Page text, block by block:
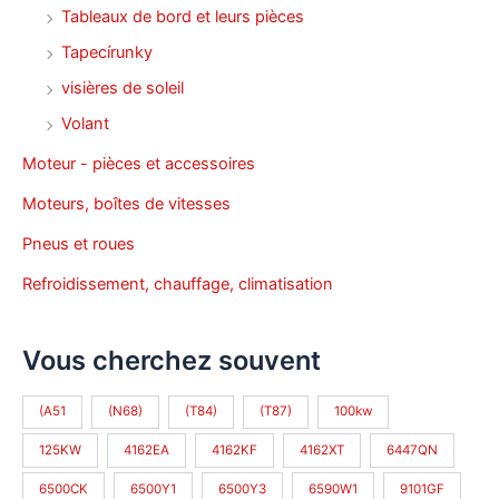
Tableaux de bord et leurs pièces
Tapecírunky
visières de soleil
Volant
Moteur - pièces et accessoires
Moteurs, boîtes de vitesses
Pneus et roues
Refroidissement, chauffage, climatisation
Vous cherchez souvent
(A51 (N68) (T84) (T87) 100kw
125KW 4162EA 4162KF 4162XT 6447QN
6500CK 6500Y1 6500Y3 6590W1 9101GF